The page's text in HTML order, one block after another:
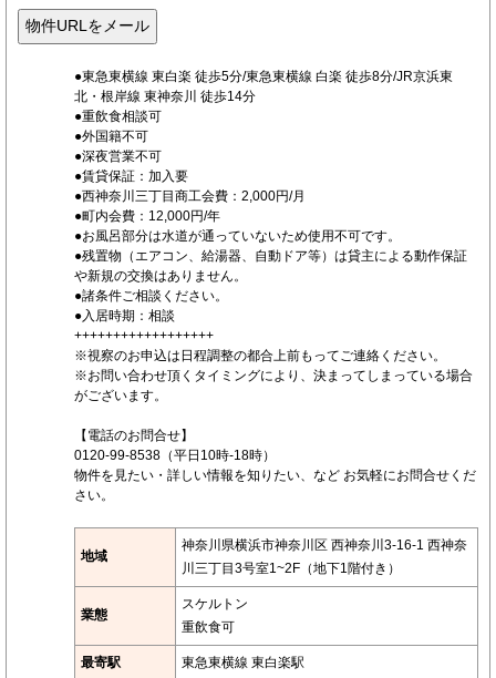
●東急東横線 東白楽 徒歩5分/東急東横線 白楽 徒歩8分/JR京浜東
北・根岸線 東神奈川 徒歩14分
●重飲食相談可
●外国籍不可
●深夜営業不可
●賃貸保証：加入要
●西神奈川三丁目商工会費：2,000円/月
●町内会費：12,000円/年
●お風呂部分は水道が通っていないため使用不可です。
●残置物（エアコン、給湯器、自動ドア等）は貸主による動作保証
や新規の交換はありません。
●諸条件ご相談ください。
●入居時期：相談
++++++++++++++++++
※視察のお申込は日程調整の都合上前もってご連絡ください。
※お問い合わせ頂くタイミングにより、決まってしまっている場合
がございます。
【電話のお問合せ】
0120-99-8538（平日10時-18時）
物件を見たい・詳しい情報を知りたい、など お気軽にお問合せくだ
さい。
地域
神奈川県横浜市神奈川区 西神奈川3-16-1 西神奈
川三丁目3号室1~2F（地下1階付き）
業態
スケルトン
重飲食可
最寄駅 東急東横線 東白楽駅